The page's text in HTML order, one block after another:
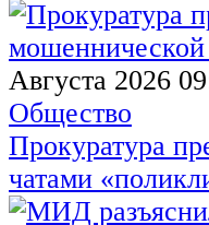
Августа 2026
Общество
Прокуратура
чатами